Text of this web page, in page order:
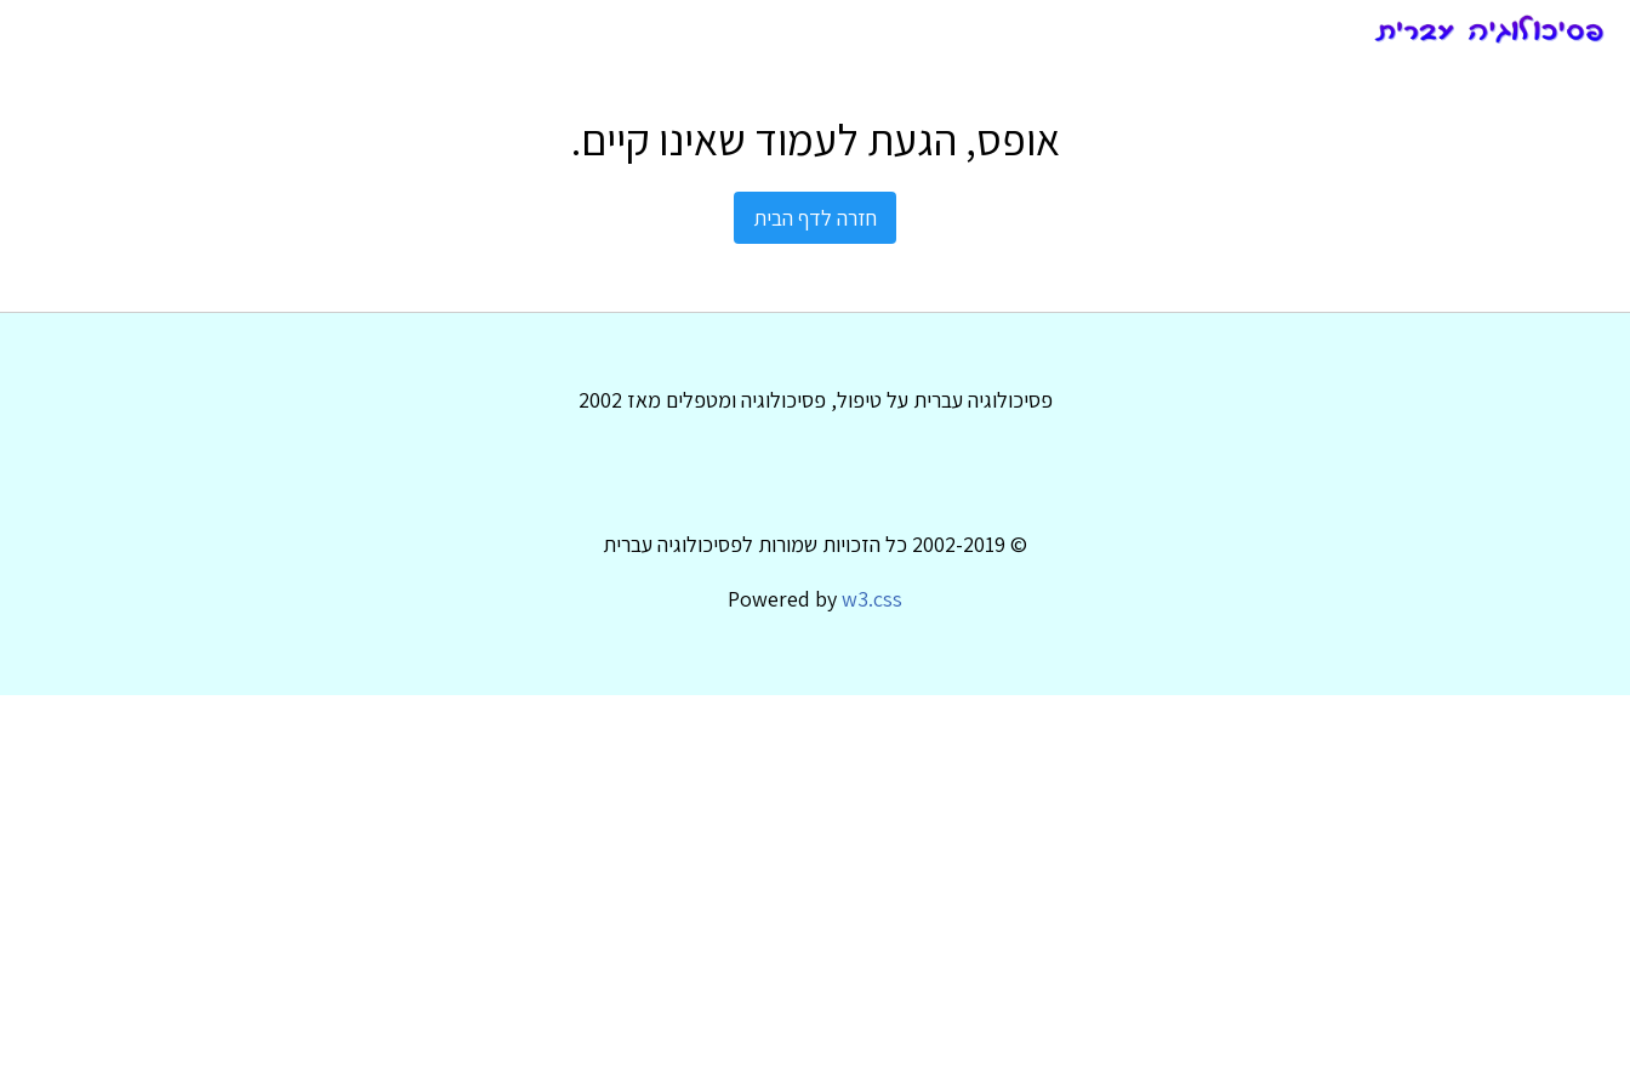
אופס, הגעת לעמוד שאינו קיים.
חזרה לדף הבית
פסיכולוגיה עברית על טיפול, פסיכולוגיה ומטפלים מאז 2002
© 2002-2019 כל הזכויות שמורות לפסיכולוגיה עברית
Powered byw3.css